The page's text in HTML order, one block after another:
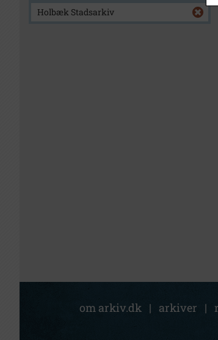
Holbæk Stadsarkiv
om arkiv.dk | arkiver |